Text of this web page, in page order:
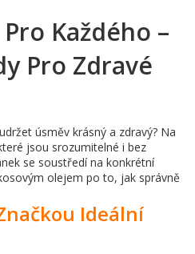
Každého –
Pro Zdravé
úsměv krásný a zdravý? Na
jsou srozumitelné i bez
se soustředí na konkrétní
olejem po to, jak správně
Ideální